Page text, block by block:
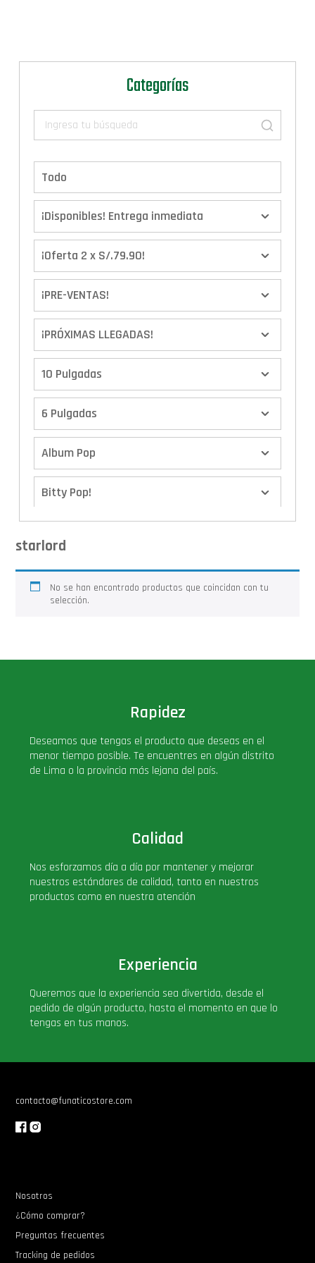
Categorías
Todo
¡Disponibles! Entrega inmediata
¡Oferta 2 x S/.79.90!
¡PRE-VENTAS!
¡PRÓXIMAS LLEGADAS!
10 Pulgadas
6 Pulgadas
Album Pop
Bitty Pop!
Calendario de Adviento
Gift Cards
Movie Poster
Plush
Premium
PRÓXIMAMENTE
starlord
No se han encontrado productos que coincidan con tu
selección.
Rapidez
Deseamos que tengas el producto que deseas en el
menor tiempo posible. Te encuentres en algún distrito
de Lima o la provincia más lejana del país.
Calidad
Nos esforzamos día a día por mantener y mejorar
nuestros estándares de calidad, tanto en nuestros
productos como en nuestra atención
Experiencia
Queremos que la experiencia sea divertida, desde el
pedido de algún producto, hasta el momento en que lo
tengas en tus manos.
contacto@funaticostore.com
Nosotros
¿Cómo comprar?
Preguntas frecuentes
Tracking de pedidos